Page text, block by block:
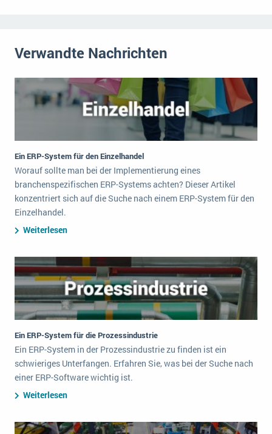
Verwandte Nachrichten
Ein ERP-System für den Einzelhandel
Worauf sollte man bei der Implementierung eines
branchenspezifischen ERP-Systems achten? Dieser Artikel
konzentriert sich auf die Suche nach einem ERP-System für den
Einzelhandel.
Weiterlesen
Ein ERP-System für die Prozessindustrie
Ein ERP-System in der Prozessindustrie zu finden ist ein
schwieriges Unterfangen. Erfahren Sie, was bei der Suche nach
einer ERP-Software wichtig ist.
Weiterlesen